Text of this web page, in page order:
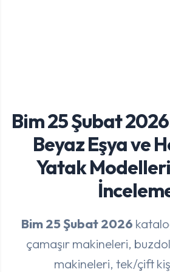
Bim 25 Şubat
Beyaz Eşya ve
Yatak
Bim 25 Şubat 2026
çamaşır makineleri,
makineleri, tek/çift